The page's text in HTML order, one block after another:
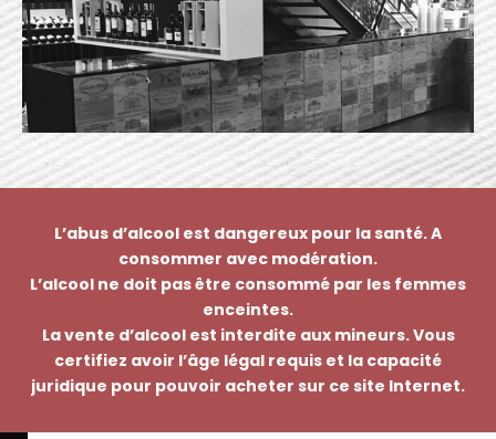
L’abus d’alcool est dangereux pour la santé. A
consommer avec modération.
L’alcool ne doit pas être consommé par les femmes
enceintes.
La vente d’alcool est interdite aux mineurs. Vous
certifiez avoir l’âge légal requis et la capacité
juridique pour pouvoir acheter sur ce site Internet.